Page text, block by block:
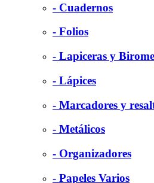
- Cuadernos
- Folios
- Lapiceras y
- Lápices
- Marcadores y
- Metálicos
- Organizadores
- Papeles Varios